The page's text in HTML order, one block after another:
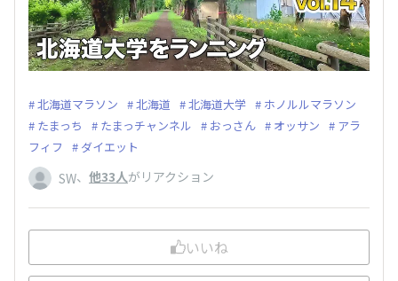
北海道マラソン 北海道 北海道大学
ホノルルマラソン
たまっち
たまっチャンネル おっさん オッサン
アラ
フィフ
ダイエット
SW、 他33人がリアクション
いいね